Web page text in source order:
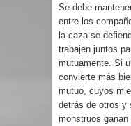
Se debe
entre los
la caza se
trabajen juntos
mutuamente. Si
convierte más
mutuo, cuyos
detrás de otros y
monstruos ganan